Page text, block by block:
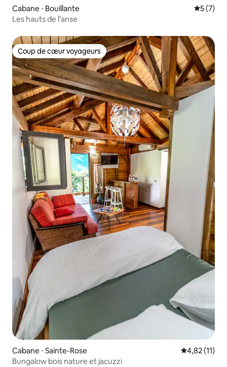
Cabane ⋅ Bouillante
5 (7)
Les hauts de l'anse
Coup de cœur voyageurs
Coup de cœur voyageurs
Cabane ⋅ Sainte-Rose Évaluation
4,82 (11)
Bungalow bois nature et jacuzzi